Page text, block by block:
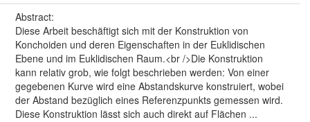
Abstract:
Diese Arbeit beschäftigt sich mit der Konstruktion von
Konchoiden und deren Eigenschaften in der Euklidischen
Ebene und im Euklidischen Raum.<br />Die Konstruktion
kann relativ grob, wie folgt beschrieben werden: Von einer
gegebenen Kurve wird eine Abstandskurve konstruiert, wobei
der Abstand bezüglich eines Referenzpunkts gemessen wird.
Diese Konstruktion lässt sich auch direkt auf Flächen ...